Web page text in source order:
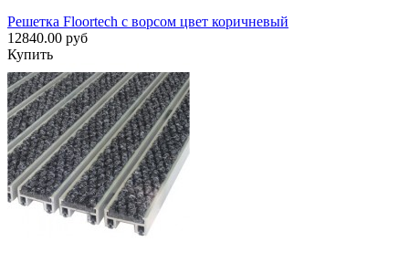
Решетка Floortech с ворсом цвет коричневый
12840.00 руб
Купить